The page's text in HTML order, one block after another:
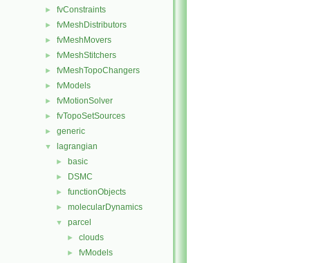
► fvConstraints
► fvMeshDistributors
► fvMeshMovers
► fvMeshStitchers
► fvMeshTopoChangers
► fvModels
► fvMotionSolver
► fvTopoSetSources
► generic
▼ lagrangian
► basic
► DSMC
► functionObjects
► molecularDynamics
▼ parcel
► clouds
► fvModels